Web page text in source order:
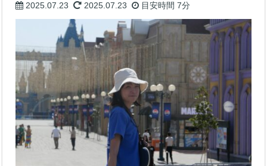
2025.07.23 2025.07.23 目安時間7分